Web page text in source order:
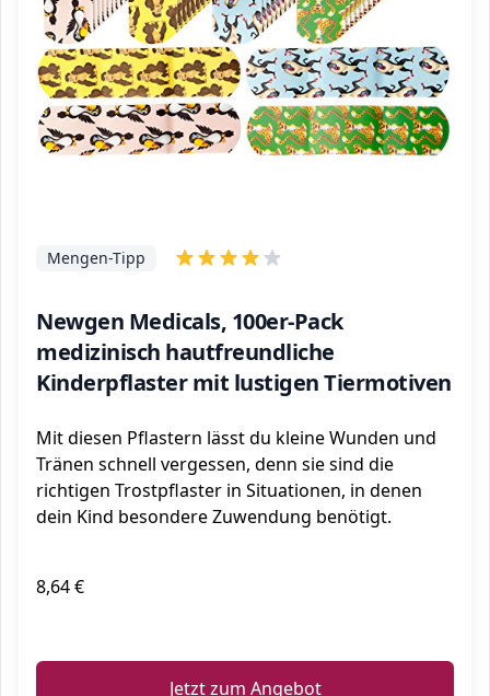
Newgen Medicals, 100er-Pack
medizinisch hautfreundliche
Kinderpflaster mit lustigen Tiermotiven
Mengen-Tipp
Mit diesen Pflastern lässt du kleine Wunden und
Tränen schnell vergessen, denn sie sind die
richtigen Trostpflaster in Situationen, in denen
dein Kind besondere Zuwendung benötigt.
8,64 €
Jetzt zum Angebot